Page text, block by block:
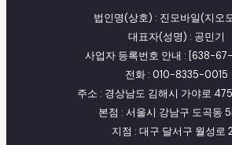
법인명(상호) : 진모바일(지오
대표자(성명) : 공민기
사업자 등록번호 안내 : [638-
전화 : 010-8335-0015
주소 : 경상남도 김해시 가야로
본점 : 서울시 강남구 도곡동
지점 : 대구 달서구 월성로